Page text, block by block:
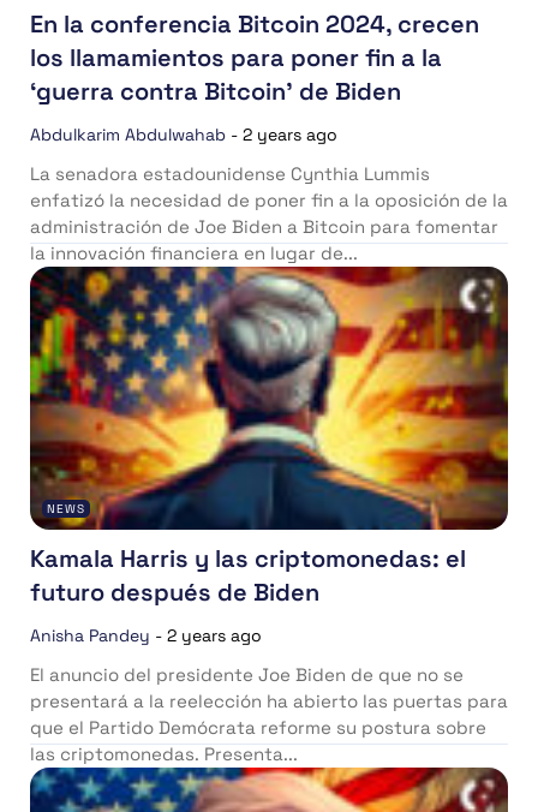
En la conferencia Bitcoin 2024, crecen
los llamamientos para poner fin a la
‘guerra contra Bitcoin’ de Biden
Abdulkarim Abdulwahab - 2 years ago
La senadora estadounidense Cynthia Lummis
enfatizó la necesidad de poner fin a la oposición de la
administración de Joe Biden a Bitcoin para fomentar
la innovación financiera en lugar de...
NEWS
Kamala Harris y las criptomonedas: el
futuro después de Biden
Anisha Pandey - 2 years ago
El anuncio del presidente Joe Biden de que no se
presentará a la reelección ha abierto las puertas para
que el Partido Demócrata reforme su postura sobre
las criptomonedas. Presenta...